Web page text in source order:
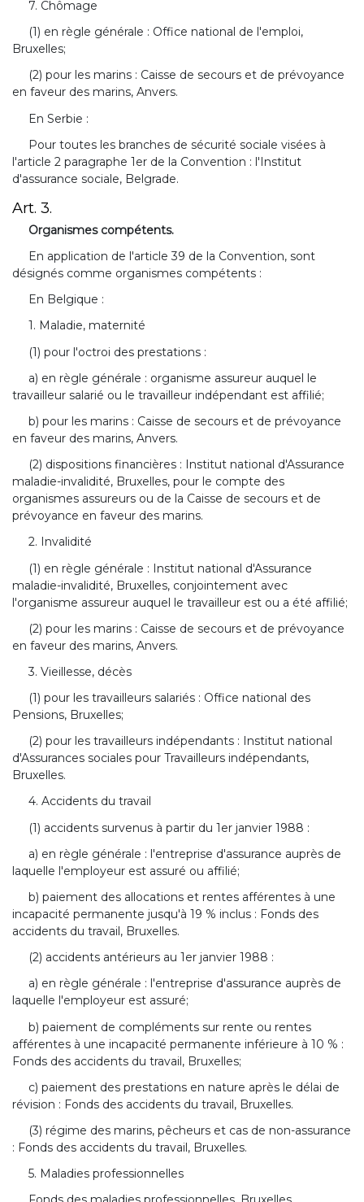
7. Chômage
(1) en règle générale : Office national de l'emploi,
Bruxelles;
(2) pour les marins : Caisse de secours et de prévoyance
en faveur des marins, Anvers.
En Serbie :
Pour toutes les branches de sécurité sociale visées à
l'article 2 paragraphe 1er de la Convention : l'Institut
d'assurance sociale, Belgrade.
Art. 3.
Organismes compétents.
En application de l'article 39 de la Convention, sont
désignés comme organismes compétents :
En Belgique :
1. Maladie, maternité
(1) pour l'octroi des prestations :
a) en règle générale : organisme assureur auquel le
travailleur salarié ou le travailleur indépendant est affilié;
b) pour les marins : Caisse de secours et de prévoyance
en faveur des marins, Anvers.
(2) dispositions financières : Institut national d'Assurance
maladie-invalidité, Bruxelles, pour le compte des
organismes assureurs ou de la Caisse de secours et de
prévoyance en faveur des marins.
2. Invalidité
(1) en règle générale : Institut national d'Assurance
maladie-invalidité, Bruxelles, conjointement avec
l'organisme assureur auquel le travailleur est ou a été affilié;
(2) pour les marins : Caisse de secours et de prévoyance
en faveur des marins, Anvers.
3. Vieillesse, décès
(1) pour les travailleurs salariés : Office national des
Pensions, Bruxelles;
(2) pour les travailleurs indépendants : Institut national
d'Assurances sociales pour Travailleurs indépendants,
Bruxelles.
4. Accidents du travail
(1) accidents survenus à partir du 1er janvier 1988 :
a) en règle générale : l'entreprise d'assurance auprès de
laquelle l'employeur est assuré ou affilié;
b) paiement des allocations et rentes afférentes à une
incapacité permanente jusqu'à 19 % inclus : Fonds des
accidents du travail, Bruxelles.
(2) accidents antérieurs au 1er janvier 1988 :
a) en règle générale : l'entreprise d'assurance auprès de
laquelle l'employeur est assuré;
b) paiement de compléments sur rente ou rentes
afférentes à une incapacité permanente inférieure à 10 % :
Fonds des accidents du travail, Bruxelles;
c) paiement des prestations en nature après le délai de
révision : Fonds des accidents du travail, Bruxelles.
(3) régime des marins, pêcheurs et cas de non-assurance
: Fonds des accidents du travail, Bruxelles.
5. Maladies professionnelles